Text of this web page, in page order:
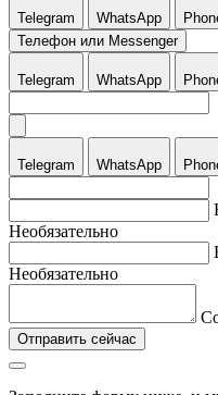
Telegram WhatsApp
Телефон или Messenger
Telegram WhatsApp
Telegram WhatsApp
Необязательно
Необязательно
Отправить сейчас